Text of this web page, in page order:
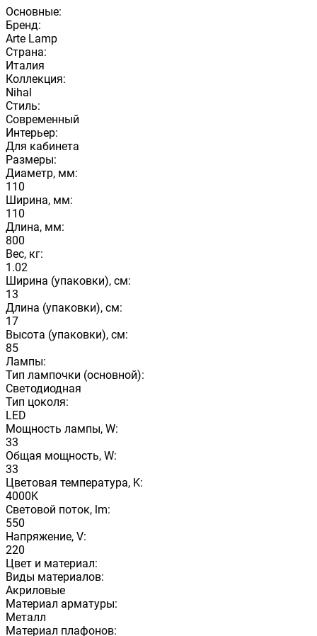
Основные:
Бренд:
Arte Lamp
Страна:
Италия
Коллекция:
Nihal
Стиль:
Современный
Интерьер:
Для кабинета
Размеры:
Диаметр, мм:
110
Ширина, мм:
110
Длина, мм:
800
Вес, кг:
1.02
Ширина (упаковки), см:
13
Длина (упаковки), см:
17
Высота (упаковки), см:
85
Лампы:
Тип лампочки (основной):
Светодиодная
Тип цоколя:
LED
Мощность лампы, W:
33
Общая мощность, W:
33
Цветовая температура, K:
4000K
Световой поток, lm:
550
Напряжение, V:
220
Цвет и материал:
Виды материалов:
Акриловые
Материал арматуры:
Металл
Материал плафонов: